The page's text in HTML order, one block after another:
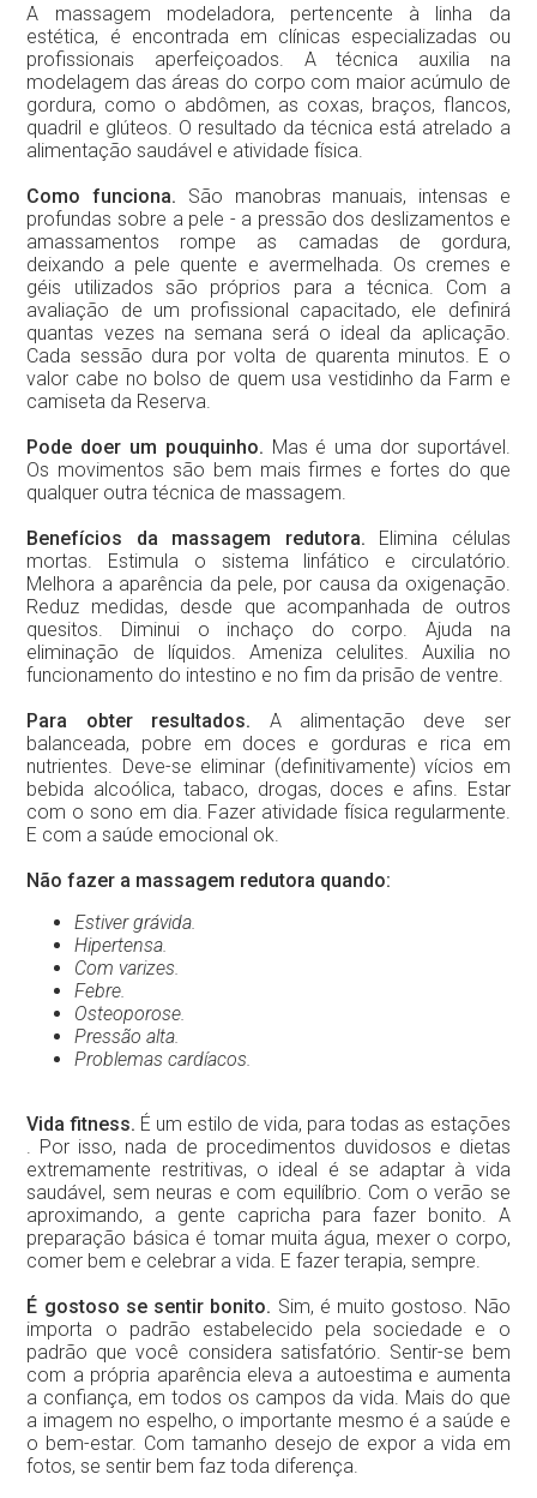
A massagem modeladora, pertencente à linha da
estética, é encontrada em clínicas especializadas ou
profissionais aperfeiçoados. A técnica auxilia na
modelagem das áreas do corpo com maior acúmulo de
gordura, como o abdômen, as coxas, braços, flancos,
quadril e glúteos. O resultado da técnica está atrelado a
alimentação saudável e atividade física.
Como funciona. São manobras manuais, intensas e
profundas sobre a pele - a pressão dos deslizamentos e
amassamentos rompe as camadas de gordura,
deixando a pele quente e avermelhada. Os cremes e
géis utilizados são próprios para a técnica. Com a
avaliação de um profissional capacitado, ele definirá
quantas vezes na semana será o ideal da aplicação.
Cada sessão dura por volta de quarenta minutos. E o
valor cabe no bolso de quem usa vestidinho da Farm e
camiseta da Reserva.
Pode doer um pouquinho. Mas é uma dor suportável.
Os movimentos são bem mais firmes e fortes do que
qualquer outra técnica de massagem.
Benefícios da massagem redutora. Elimina células
mortas. Estimula o sistema linfático e circulatório.
Melhora a aparência da pele, por causa da oxigenação.
Reduz medidas, desde que acompanhada de outros
quesitos. Diminui o inchaço do corpo. Ajuda na
eliminação de líquidos. Ameniza celulites. Auxilia no
funcionamento do intestino e no fim da prisão de ventre.
Para obter resultados. A alimentação deve ser
balanceada, pobre em doces e gorduras e rica em
nutrientes. Deve-se eliminar (definitivamente) vícios em
bebida alcoólica, tabaco, drogas, doces e afins. Estar
com o sono em dia. Fazer atividade física regularmente.
E com a saúde emocional ok.
Não fazer a massagem redutora quando:
Estiver grávida.
Hipertensa.
Com varizes.
Febre.
Osteoporose.
Pressão alta.
Problemas cardíacos.
Vida fitness. É um estilo de vida, para todas as estações
. Por isso, nada de procedimentos duvidosos e dietas
extremamente restritivas, o ideal é se adaptar à vida
saudável, sem neuras e com equilíbrio. Com o verão se
aproximando, a gente capricha para fazer bonito. A
preparação básica é tomar muita água, mexer o corpo,
comer bem e celebrar a vida. E fazer terapia, sempre.
É gostoso se sentir bonito. Sim, é muito gostoso. Não
importa o padrão estabelecido pela sociedade e o
padrão que você considera satisfatório. Sentir-se bem
com a própria aparência eleva a autoestima e aumenta
a confiança, em todos os campos da vida. Mais do que
a imagem no espelho, o importante mesmo é a saúde e
o bem-estar. Com tamanho desejo de expor a vida em
fotos, se sentir bem faz toda diferença.